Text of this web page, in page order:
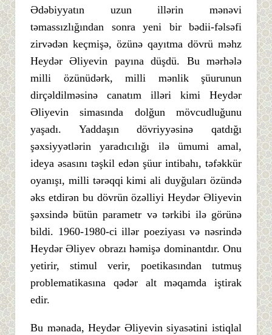
Ədəbiyyatın uzun illərin mənəvi
təmassızlığından sonra yeni bir bədii-fəlsəfi
zirvədən keçmişə, özünə qayıtma dövrü məhz
Heydər Əliyevin payına düşdü. Bu mərhələ
milli özünüdərk, milli mənlik şüurunun
dirçəldilməsinə canatım illəri kimi Heydər
Əliyevin simasında dolğun mövcudluğunu
yaşadı. Yaddaşın dövriyyəsinə qatdığı
şəxsiyyətlərin yaradıcılığı ilə ümumi amal,
ideya əsasını təşkil edən şüur intibahı, təfəkkür
oyanışı, milli tərəqqi kimi ali duyğuları özündə
əks etdirən bu dövrün özəlliyi Heydər Əliyevin
şəxsində bütün parametr və tərkibi ilə görünə
bildi. 1960-1980-ci illər poeziyası və nəsrində
Heydər Əliyev obrazı həmişə dominantdır. Onu
yetirir, stimul verir, poetikasından tutmuş
problematikasına qədər alt məqamda iştirak
edir.
Bu mənada, Heydər Əliyevin siyasətini istiqlal